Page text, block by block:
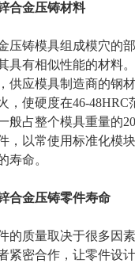
合金压铸材料
压铸模具组成模穴的
具有相似性能的材料
供应模具制造商的钢
，使硬度在46-
般占整个模具重量的
，以常使用标准化模
寿命。
合金压铸零件寿命
的质量取决于很多因
紧密合作，让零件设